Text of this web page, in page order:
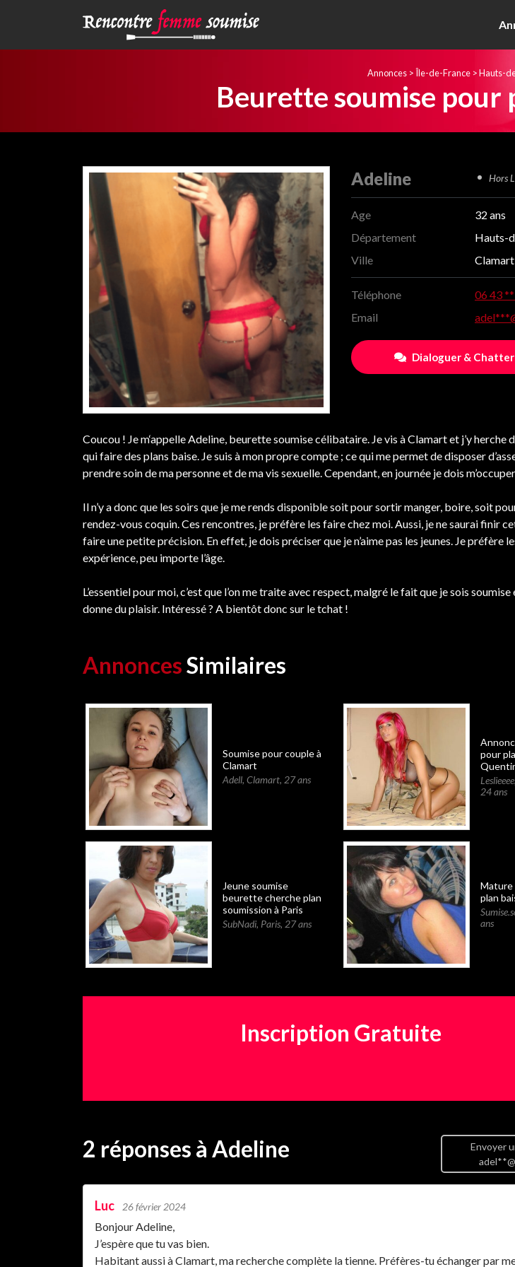
Annonces >Île-de-France >Hauts-
Beurette soumise pour
Adeline Hors
Age
32 ans
Département
Hauts-
Ville
Clamart
Téléphone
06 43
Email
Dialoguer & Chatter
Coucou ! Je m‘appelle Adeline, beurette soumise célibataire. Je vis à Clamart et j’y herche
qui faire des plans baise. Je suis à mon propre compte ; ce qui me permet de disposer
prendre soin de ma personne et de ma vis sexuelle. Cependant, en journée je dois
Il n’y a donc que les soirs que je me rends disponible soit pour sortir manger, boire, soit
rendez-vous coquin. Ces rencontres, je préfère les faire chez moi. Aussi, je ne saurai finir
faire une petite précision. En effet, je dois préciser que je n’aime pas les jeunes. Je préfère
expérience, peu importe l’âge.
L’essentiel pour moi, c’est que l’on me traite avec respect, malgré le fait que je sois soumise
donne du plaisir. Intéressé ? A bientôt donc sur le tchat !
AnnoncesSimilaires
Soumise pour couple à
Clamart
Adell, Clamart, 27 ans
pour
Leslieeee,
24 ans
Jeune soumise
beurette cherche plan
soumission à Paris
SubNadi, Paris, 27 ans
Mature
plan
ans
Inscription Gratuite
2 réponses à Adeline
Envoyer
Luc 26 février 2024
Bonjour Adeline,
J’espère que tu vas bien.
Habitant aussi à Clamart, ma recherche complète la tienne. Préfères-tu échanger par